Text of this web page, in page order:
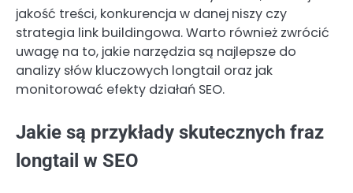
jakość treści, konkurencja w danej niszy czy
strategia link buildingowa. Warto również zwrócić
uwagę na to, jakie narzędzia są najlepsze do
analizy słów kluczowych longtail oraz jak
monitorować efekty działań SEO.
Jakie są przykłady skutecznych fraz
longtail w SEO